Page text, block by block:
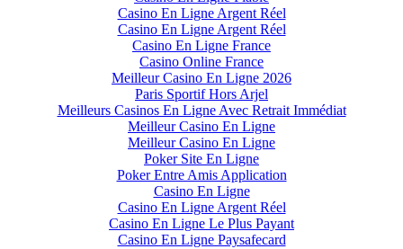
Casino En Ligne Argent Réel
Casino En Ligne Argent Réel
Casino En Ligne France
Casino Online France
Meilleur Casino En Ligne 2026
Paris Sportif Hors Arjel
Meilleurs Casinos En Ligne Avec Retrait Immédiat
Meilleur Casino En Ligne
Meilleur Casino En Ligne
Poker Site En Ligne
Poker Entre Amis Application
Casino En Ligne
Casino En Ligne Argent Réel
Casino En Ligne Le Plus Payant
Casino En Ligne Paysafecard